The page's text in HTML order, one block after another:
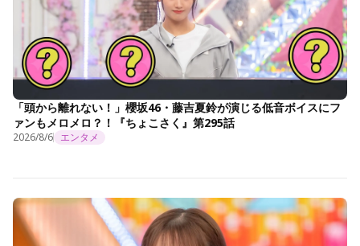
「頭から離れない！」櫻坂46・藤吉夏鈴が演じる低音ボイスにフ
ァンもメロメロ？！『ちょこさく』第295話
2026/8/6 エンタメ